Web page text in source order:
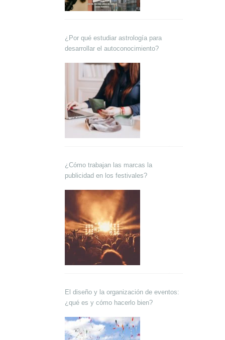
¿Por qué estudiar astrología para
desarrollar el autoconocimiento?
¿Cómo trabajan las marcas la
publicidad en los festivales?
El diseño y la organización de eventos:
¿qué es y cómo hacerlo bien?